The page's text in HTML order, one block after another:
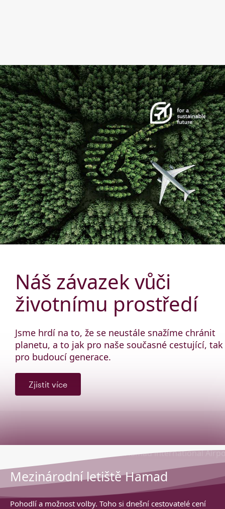
Náš závazek vůči
životnímu prostředí
Jsme hrdí na to, že se neustále snažíme chránit
planetu, a to jak pro naše současné cestující, tak
pro budoucí generace.
Zjistit více
Mezinárodní letiště Hamad
Pohodlí a možnost volby. Toho si dnešní cestovatelé cení